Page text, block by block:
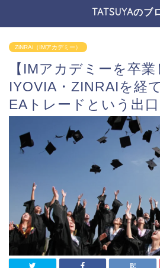
TATSUYAのブ
ZiNRAi（IMアカデミー）
【IMアカデミーを卒業
IYOVIA・ZINRAIを経
EAトレードという出口